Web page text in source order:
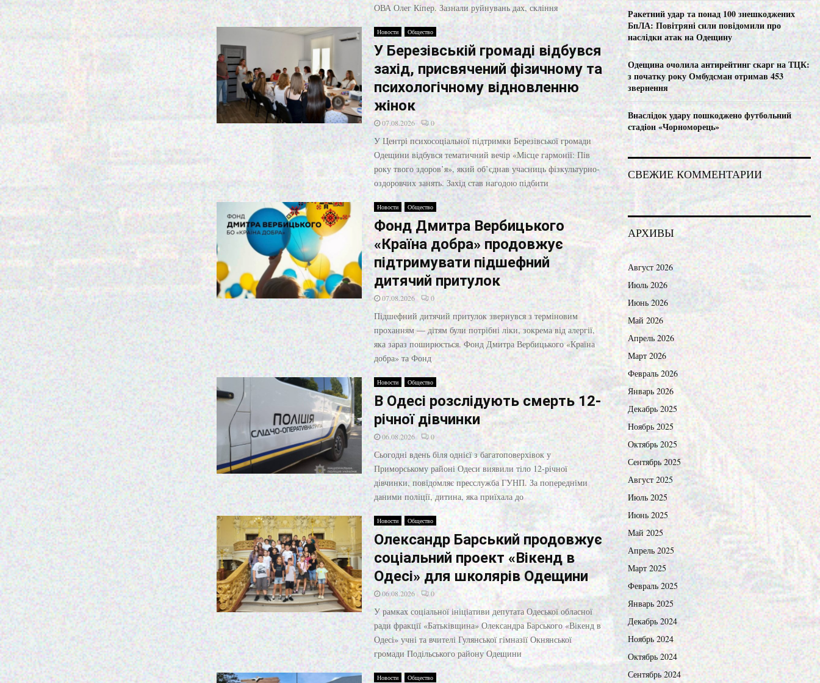
ОВА Олег Кіпер. Зазнали руйнувань дах, скління
Новости Общество
У Березівській громаді відбувся
захід, присвячений фізичному та
психологічному відновленню
жінок
07.08.2026 0
У Центрі психосоціальної підтримки Березівської громади
Одещини відбувся тематичний вечір «Місце гармонії: Пів
року твого здоров’я», який об’єднав учасниць фізкультурно-
оздоровчих занять. Захід став нагодою підбити
Новости Общество
Фонд Дмитра Вербицького
«Країна добра» продовжує
підтримувати підшефний
дитячий притулок
07.08.2026 0
Підшефний дитячий притулок звернувся з терміновим
проханням — дітям були потрібні ліки, зокрема від алергії,
яка зараз поширюється. Фонд Дмитра Вербицького «Країна
добра» та Фонд
Новости Общество
В Одесі розслідують смерть 12-
річної дівчинки
06.08.2026 0
Сьогодні вдень біля однієї з багатоповерхівок у
Приморському районі Одеси виявили тіло 12-річної
дівчинки, повідомляє пресслужба ГУНП. За попередніми
даними поліції, дитина, яка приїхала до
Новости Общество
Олександр Барський продовжує
соціальний проект «Вікенд в
Одесі» для школярів Одещини
06.08.2026 0
У рамках соціальної ініціативи депутата Одеської обласної
ради фракції «Батьківщина» Олександра Барського «Вікенд в
Одесі» учні та вчителі Гулянської гімназії Окнянської
громади Подільського району Одещини
Новости Общество
Ракетний удар та понад 100 знешкоджених
БпЛА: Повітряні сили повідомили про
наслідки атак на Одещину
Одещина очолила антирейтинг скарг на ТЦК:
з початку року Омбудсман отримав 453
звернення
Внаслідок удару пошкоджено футбольний
стадіон «Чорноморець»
СВЕЖИЕ КОММЕНТАРИИ
АРХИВЫ
Август 2026
Июль 2026
Июнь 2026
Май 2026
Апрель 2026
Март 2026
Февраль 2026
Январь 2026
Декабрь 2025
Ноябрь 2025
Октябрь 2025
Сентябрь 2025
Август 2025
Июль 2025
Июнь 2025
Май 2025
Апрель 2025
Март 2025
Февраль 2025
Январь 2025
Декабрь 2024
Ноябрь 2024
Октябрь 2024
Сентябрь 2024